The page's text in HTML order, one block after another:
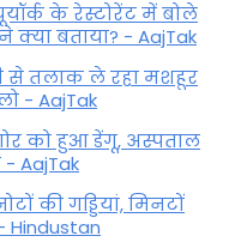
के रेस्टोरेंट में बोले
बताया? - AajTak
से तलाक ले रहा मशहूर
- AajTak
को हुआ डेंगू, अस्पताल
AajTak
की गड्डियां, मिनटों